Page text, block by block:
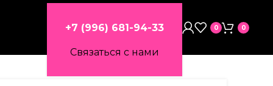
+7 (996) 681-94-33
Связаться с нами
0 0